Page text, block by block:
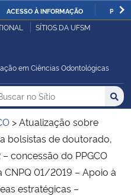
ACESSO À INFORMAÇÃO
SÍTIOS DA UFSM
em Ciências Odontológicas
Sítio no no Sítio
>Atualização sobre
bolsistas de doutorado,
concessão do PPGCO
01/2019 – Apoio à
estratégicas –